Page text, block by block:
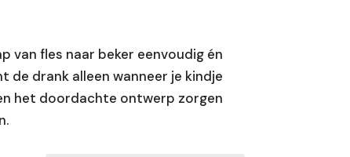
en omlaag te gaan naar de gewenste pagina.
van fles naar beker eenvoudig én
drank alleen wanneer je kindje
het doordachte ontwerp zorgen